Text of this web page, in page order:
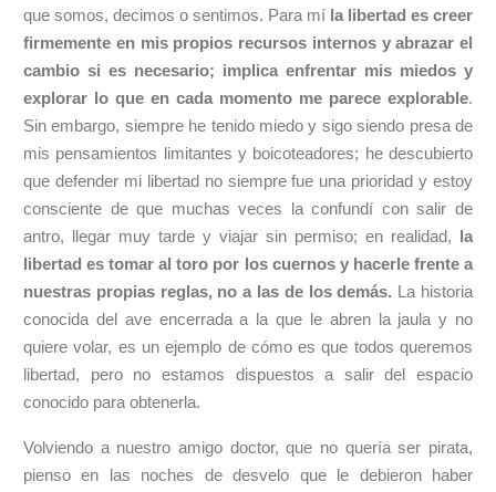
que somos, decimos o sentimos. Para mí la libertad es creer
firmemente en mis propios recursos internos y abrazar el
cambio si es necesario; implica enfrentar mis miedos y
explorar lo que en cada momento me parece explorable.
Sin embargo, siempre he tenido miedo y sigo siendo presa de
mis pensamientos limitantes y boicoteadores; he descubierto
que defender mi libertad no siempre fue una prioridad y estoy
consciente de que muchas veces la confundí con salir de
antro, llegar muy tarde y viajar sin permiso; en realidad, la
libertad es tomar al toro por los cuernos y hacerle frente a
nuestras propias reglas, no a las de los demás. La historia
conocida del ave encerrada a la que le abren la jaula y no
quiere volar, es un ejemplo de cómo es que todos queremos
libertad, pero no estamos dispuestos a salir del espacio
conocido para obtenerla.
Volviendo a nuestro amigo doctor, que no quería ser pirata,
pienso en las noches de desvelo que le debieron haber